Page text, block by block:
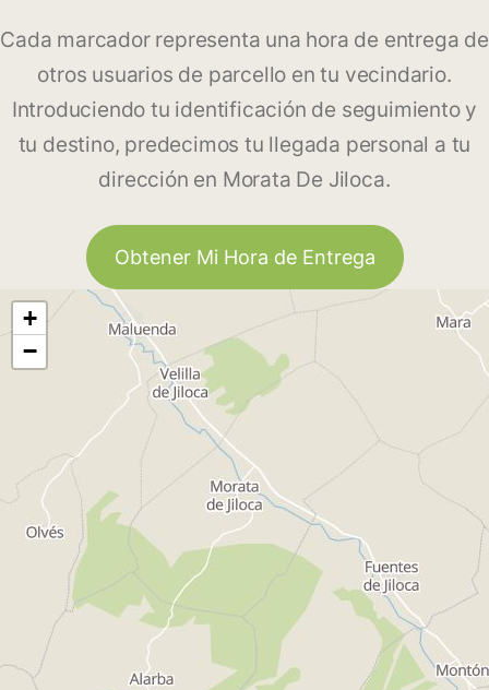
Cada marcador representa una hora de entrega de
otros usuarios de parcello en tu vecindario.
Introduciendo tu identificación de seguimiento y
tu destino, predecimos tu llegada personal a tu
dirección en Morata De Jiloca.
Obtener Mi Hora de Entrega
+
−